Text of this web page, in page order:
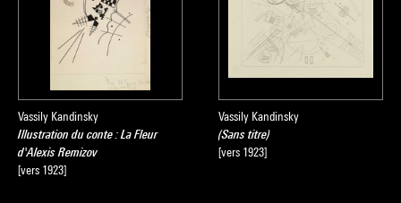
Vassily Kandinsky
Illustration du conte : La Fleur
d'Alexis Remizov
[vers 1923]
Vassily Kandinsky
(Sans titre)
[vers 1923]